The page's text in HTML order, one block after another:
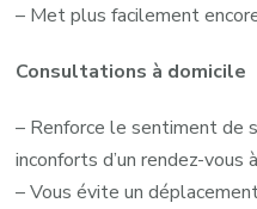
– Met plus facilement
Consultations à domicile
– Renforce le sentiment de
inconforts d’un rendez-vous
– Vous évite un